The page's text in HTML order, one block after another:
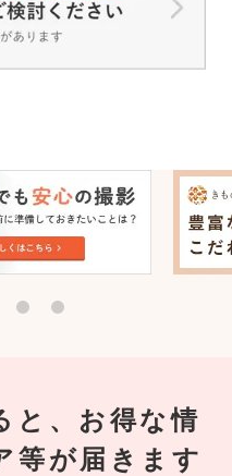
と、お得な情
等が届きます